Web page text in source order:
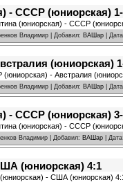
- СССР (юниорская)
(юниорская) - СССР
Владимир | Добавил: ВАШар |
(юниорская)
- Австралия
Владимир | Добавил: ВАШар |
- СССР (юниорская)
(юниорская) - СССР
Владимир | Добавил: ВАШар | Дата:
(юниорская) 4:1
- США (юниорская)